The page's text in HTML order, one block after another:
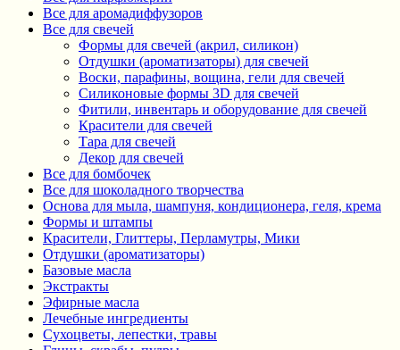
Все для аромадиффузоров
Все для свечей
Формы для свечей (акрил, силикон)
Отдушки (ароматизаторы) для свечей
Воски, парафины, вощина, гели для свечей
Силиконовые формы 3D для свечей
Фитили, инвентарь и оборудование для свечей
Красители для свечей
Тара для свечей
Декор для свечей
Все для бомбочек
Все для шоколадного творчества
Основа для мыла, шампуня, кондиционера, геля, крема
Формы и штампы
Красители, Глиттеры, Перламутры, Мики
Отдушки (ароматизаторы)
Базовые масла
Экстракты
Эфирные масла
Лечебные ингредиенты
Сухоцветы, лепестки, травы